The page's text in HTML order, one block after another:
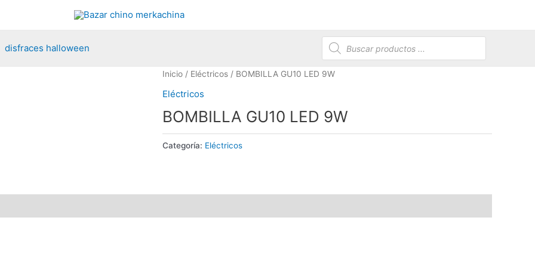
disfraces halloween
Búsqueda
de
productos
Inicio / Eléctricos / BOMBILLA GU10 LED 9W
Eléctricos
BOMBILLA GU10 LED 9W
Categoría: Eléctricos